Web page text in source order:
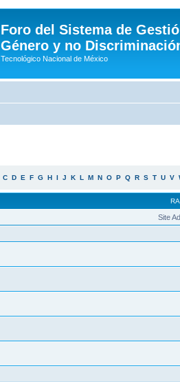
Foro del Sistema de
Género y no
Tecnológico Nacional de México
C D E F G H I J K L M N O P Q R S T U V
Site